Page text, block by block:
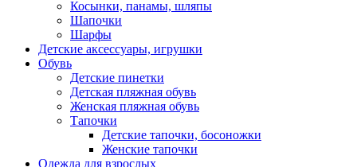
Косынки, панамы, шляпы
Шапочки
Шарфы
Детские аксессуары, игрушки
Обувь
Детские пинетки
Детская пляжная обувь
Женская пляжная обувь
Тапочки
Детские тапочки, босоножки
Женские тапочки
Одежда для взрослых